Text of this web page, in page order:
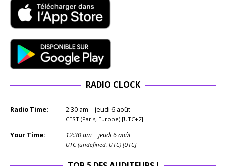
RADIO CLOCK
Radio Time: 2:30 am jeudi 6 août
CEST (Paris, Europe) [UTC+2]
Your Time: 12:30am jeudi 6 août
UTC (undefined, UTC) [UTC]